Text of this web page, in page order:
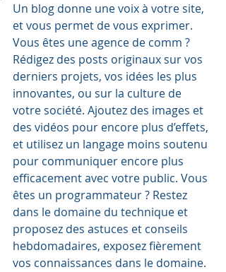
Un blog donne une voix à votre site,
et vous permet de vous exprimer.
Vous êtes une agence de comm ?
Rédigez des posts originaux sur vos
derniers projets, vos idées les plus
innovantes, ou sur la culture de
votre société. Ajoutez des images et
des vidéos pour encore plus d’effets,
et utilisez un langage moins soutenu
pour communiquer encore plus
efficacement avec votre public. Vous
êtes un programmateur ? Restez
dans le domaine du technique et
proposez des astuces et conseils
hebdomadaires, exposez fièrement
vos connaissances dans le domaine.